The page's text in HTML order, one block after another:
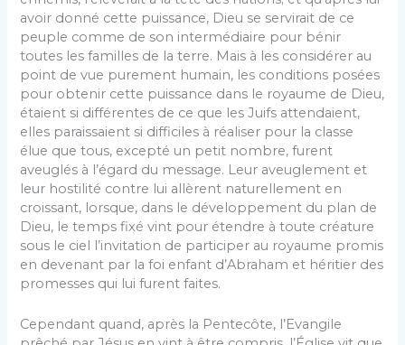
avoir donné cette puissance, Dieu se servirait de ce
peuple comme de son intermédiaire pour bénir
toutes les familles de la terre. Mais à les considérer au
point de vue purement humain, les conditions posées
pour obtenir cette puissance dans le royaume de Dieu,
étaient si différentes de ce que les Juifs attendaient,
elles paraissaient si difficiles à réaliser pour la classe
élue que tous, excepté un petit nombre, furent
aveuglés à l’égard du message. Leur aveuglement et
leur hostilité contre lui allèrent naturellement en
croissant, lorsque, dans le développement du plan de
Dieu, le temps fixé vint pour étendre à toute créature
sous le ciel l’invitation de participer au royaume promis
en devenant par la foi enfant d’Abraham et héritier des
promesses qui lui furent faites.
Cependant quand, après la Pentecôte, l’Evangile